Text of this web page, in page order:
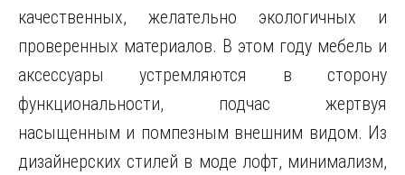
качественных, желательно экологичных и
проверенных материалов. В этом году мебель и
аксессуары устремляются в сторону
функциональности, подчас жертвуя
насыщенным и помпезным внешним видом. Из
дизайнерских стилей в моде лофт, минимализм,